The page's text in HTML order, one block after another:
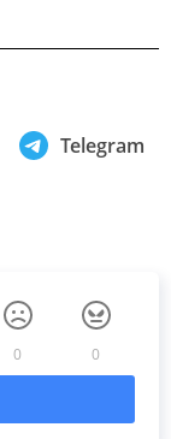
Telegram
0 0